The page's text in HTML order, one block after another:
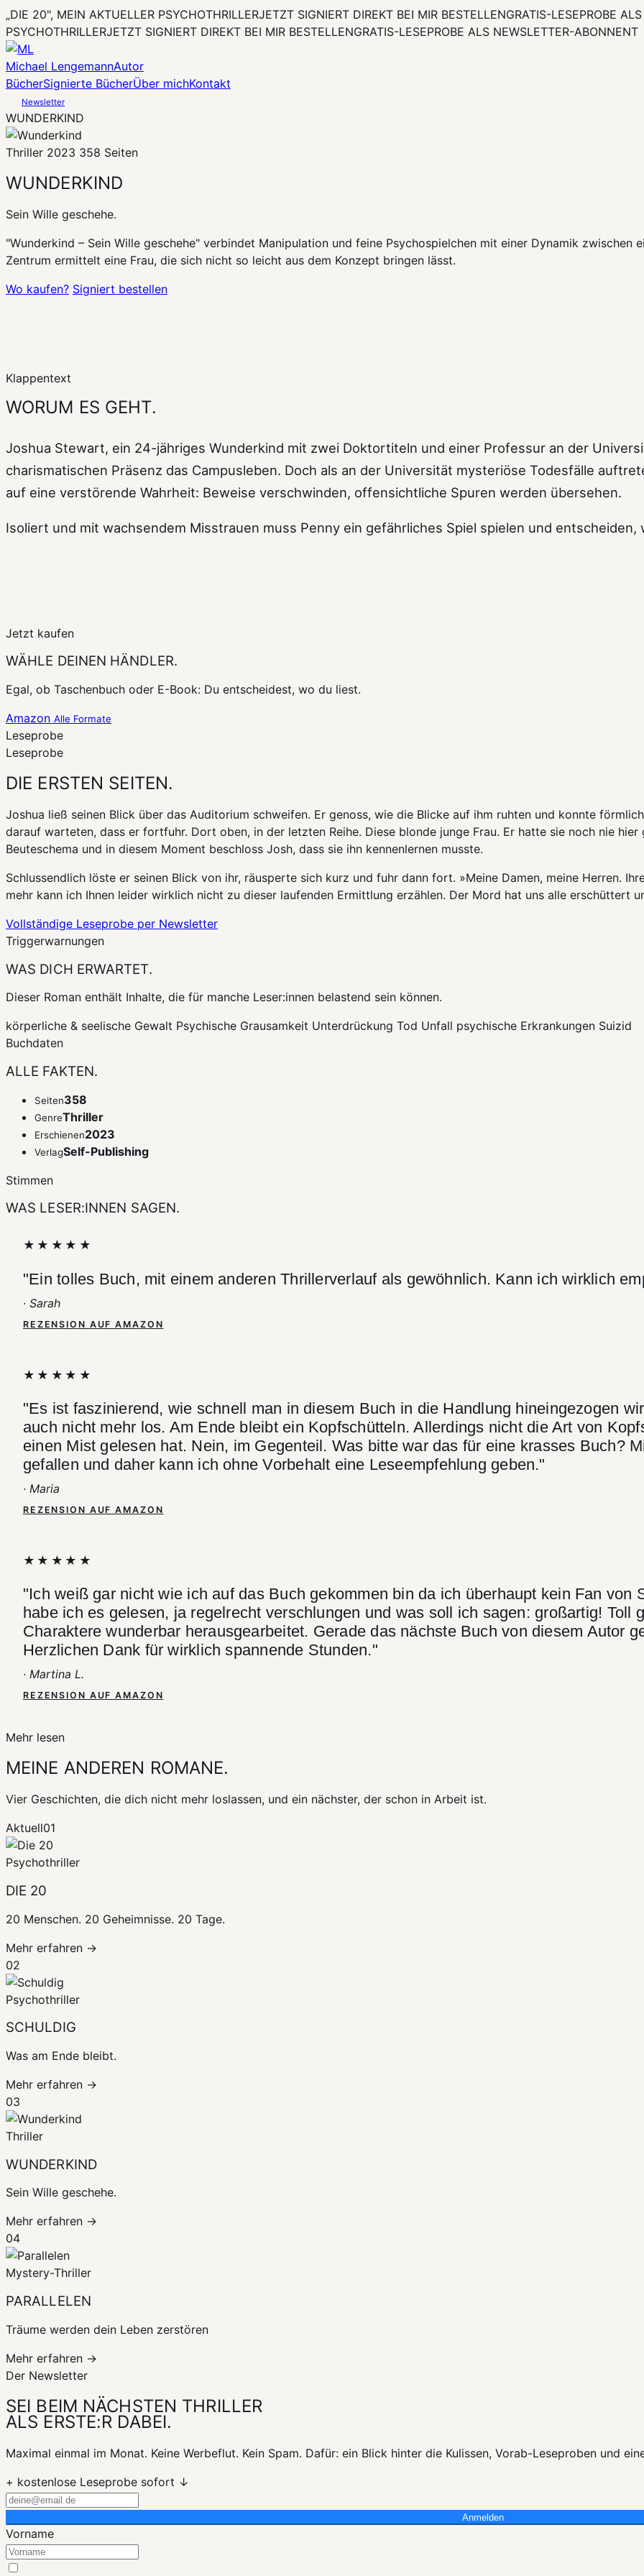
„DIE 20", MEIN AKTUELLER PSYCHOTHRILLERJETZT SIGNIERT DIREKT BEI MIR BESTELLENGRATIS-LESEPROBE
PSYCHOTHRILLERJETZT SIGNIERT DIREKT BEI MIR BESTELLENGRATIS-LESEPROBE ALS NEWSLETTER-ABONNENT
Michael LengemannAutor
BücherSignierte BücherÜber michKontakt
Newsletter
WUNDERKIND
Thriller 2023 358 Seiten
WUNDERKIND
Sein Wille geschehe.
"Wunderkind – Sein Wille geschehe" verbindet Manipulation und feine Psychospielchen mit einer Dynamik zwischen
Zentrum ermittelt eine Frau, die sich nicht so leicht aus dem Konzept bringen lässt.
Wo kaufen? Signiert bestellen
Klappentext
WORUM ES GEHT.
Joshua Stewart, ein 24-jähriges Wunderkind mit zwei Doktortiteln und einer Professur an der
charismatischen Präsenz das Campusleben. Doch als an der Universität mysteriöse Todesfälle
auf eine verstörende Wahrheit: Beweise verschwinden, offensichtliche Spuren werden übersehen.
Isoliert und mit wachsendem Misstrauen muss Penny ein gefährliches Spiel spielen und entscheiden,
Jetzt kaufen
WÄHLE DEINEN HÄNDLER.
Egal, ob Taschenbuch oder E-Book: Du entscheidest, wo du liest.
Amazon Alle Formate
Leseprobe
Leseprobe
DIE ERSTEN SEITEN.
Joshua ließ seinen Blick über das Auditorium schweifen. Er genoss, wie die Blicke auf ihm ruhten und konnte
darauf warteten, dass er fortfuhr. Dort oben, in der letzten Reihe. Diese blonde junge Frau. Er hatte sie noch nie hier
Beuteschema und in diesem Moment beschloss Josh, dass sie ihn kennenlernen musste.
Schlussendlich löste er seinen Blick von ihr, räusperte sich kurz und fuhr dann fort. »Meine Damen, meine Herren.
mehr kann ich Ihnen leider wirklich nicht zu dieser laufenden Ermittlung erzählen. Der Mord hat uns alle erschüttert
Vollständige Leseprobe per Newsletter
Triggerwarnungen
WAS DICH ERWARTET.
Dieser Roman enthält Inhalte, die für manche Leser:innen belastend sein können.
körperliche & seelische Gewalt Psychische Grausamkeit Unterdrückung Tod Unfall psychische Erkrankungen Suizid
Buchdaten
ALLE FAKTEN.
Seiten358
GenreThriller
Erschienen2023
VerlagSelf-Publishing
Stimmen
WAS LESER:INNEN SAGEN.
★★★★★
"Ein tolles Buch, mit einem anderen Thrillerverlauf als gewöhnlich. Kann ich wirklich
· Sarah
REZENSION AUF AMAZON
★★★★★
"Es ist faszinierend, wie schnell man in diesem Buch in die Handlung hineingezogen
auch nicht mehr los. Am Ende bleibt ein Kopfschütteln. Allerdings nicht die Art von
einen Mist gelesen hat. Nein, im Gegenteil. Was bitte war das für eine krasses Buch?
gefallen und daher kann ich ohne Vorbehalt eine Leseempfehlung geben."
· Maria
REZENSION AUF AMAZON
★★★★★
"Ich weiß gar nicht wie ich auf das Buch gekommen bin da ich überhaupt kein Fan von
habe ich es gelesen, ja regelrecht verschlungen und was soll ich sagen: großartig! Toll
Charaktere wunderbar herausgearbeitet. Gerade das nächste Buch von diesem Autor
Herzlichen Dank für wirklich spannende Stunden."
· Martina L.
REZENSION AUF AMAZON
Mehr lesen
MEINE ANDEREN ROMANE.
Vier Geschichten, die dich nicht mehr loslassen, und ein nächster, der schon in Arbeit ist.
Aktuell01
Psychothriller
DIE 20
20 Menschen. 20 Geheimnisse. 20 Tage.
Mehr erfahren →
02
Psychothriller
SCHULDIG
Was am Ende bleibt.
Mehr erfahren →
03
Thriller
WUNDERKIND
Sein Wille geschehe.
Mehr erfahren →
04
Mystery-Thriller
PARALLELEN
Träume werden dein Leben zerstören
Mehr erfahren →
Der Newsletter
SEI BEIM NÄCHSTEN THRILLER
ALS ERSTE:R DABEI.
Maximal einmal im Monat. Keine Werbeflut. Kein Spam. Dafür: ein Blick hinter die Kulissen, Vorab-Leseproben und
+ kostenlose Leseprobe sofort ↓
Anmelden
Vorname